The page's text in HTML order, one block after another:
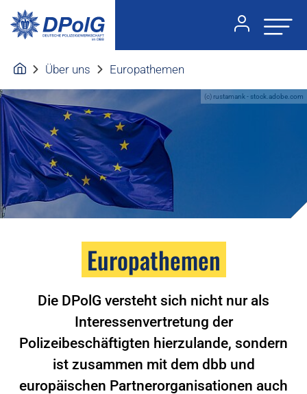
Über uns Europathemen
(c) rustamank - stock.adobe.com
Europathemen
Die DPolG versteht sich nicht nur als
Interessenvertretung der
Polizeibeschäftigten hierzulande, sondern
ist zusammen mit dem dbb und
europäischen Partnerorganisationen auch